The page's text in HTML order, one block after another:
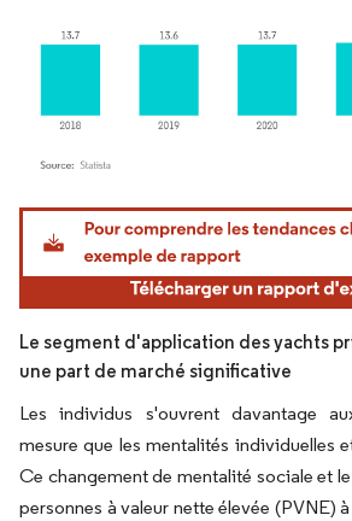
Image © Mordor Intelligence. La réutilisation
Le segment d'application des yachts
une part de marché significative
Les individus s'ouvrent davantage
mesure que les mentalités individuelles
Ce changement de mentalité sociale et
personnes à valeur nette élevée (PVNE)